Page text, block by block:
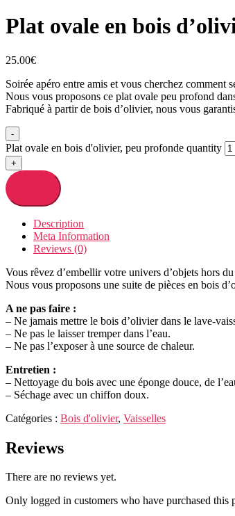
Plat ovale en bois
25.00€
Soirée apéro entre amis et vous cherchez comment
Nous vous proposons ce plat ovale peu profond
Fabriqué à partir de bois d’olivier, nous vous
-
Plat ovale en bois d'olivier, peu profonde quantity
+
Description
Meta Information
Reviews (0)
Vous rêvez d’embellir votre univers d’objets hors
Nous vous proposons une suite de pièces en bois
A ne pas faire :
– Ne jamais mettre le bois d’olivier dans le lave-
– Ne pas le laisser tremper dans l’eau.
– Ne pas l’exposer à une source de chaleur.
Entretien :
– Nettoyage du bois avec une éponge douce, de
– Séchage avec un chiffon doux.
Catégories : Bois d'olivier, Vaisselles
Reviews
There are no reviews yet.
Only logged in customers who have purchased this